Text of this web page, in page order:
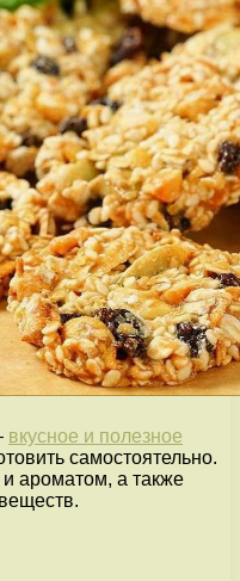
вкусное и полезное
самостоятельно.
ароматом, а также